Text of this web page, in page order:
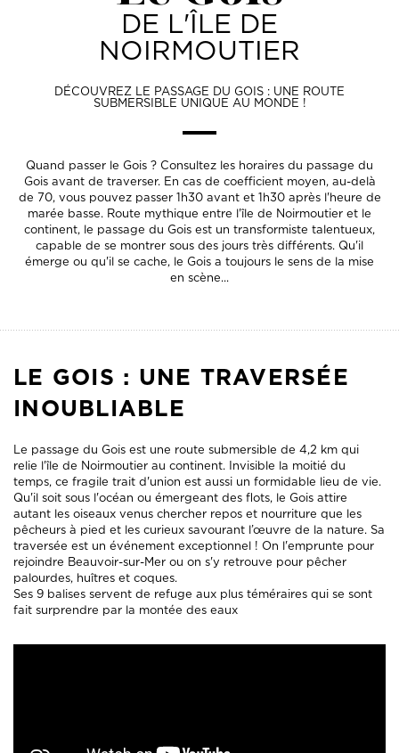
DE L'ÎLE DE
NOIRMOUTIER
DÉCOUVREZ LE PASSAGE DU GOIS : UNE ROUTE
SUBMERSIBLE UNIQUE AU MONDE !
Quand passer le Gois ? Consultez les horaires du passage du
Gois avant de traverser. En cas de coefficient moyen, au-delà
de 70, vous pouvez passer 1h30 avant et 1h30 après l'heure de
marée basse. Route mythique entre l'île de Noirmoutier et le
continent, le passage du Gois est un transformiste talentueux,
capable de se montrer sous des jours très différents. Qu'il
émerge ou qu'il se cache, le Gois a toujours le sens de la mise
en scène...
LE GOIS : UNE TRAVERSÉE
INOUBLIABLE
Le passage du Gois est une route submersible de 4,2 km qui
relie l'île de Noirmoutier au continent. Invisible la moitié du
temps, ce fragile trait d'union est aussi un formidable lieu de vie.
Qu'il soit sous l'océan ou émergeant des flots, le Gois attire
autant les oiseaux venus chercher repos et nourriture que les
pêcheurs à pied et les curieux savourant l’œuvre de la nature. Sa
traversée est un événement exceptionnel ! On l'emprunte pour
rejoindre Beauvoir-sur-Mer ou on s'y retrouve pour pêcher
palourdes, huîtres et coques.
Ses 9 balises servent de refuge aux plus téméraires qui se sont
fait surprendre par la montée des eaux